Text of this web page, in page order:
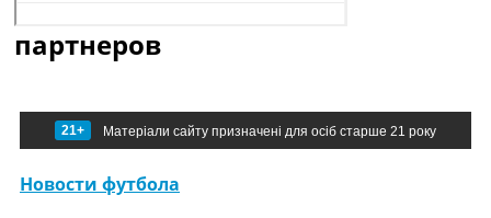
партнеров
21+ Матеріали сайту призначені для осіб старше 21 року
Новости футбола